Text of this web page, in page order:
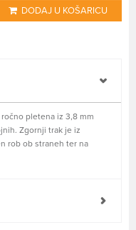
DODAJ U KOŠARICU
pletena iz 3,8 mm
Zgornji trak je iz
rob ob straneh ter na